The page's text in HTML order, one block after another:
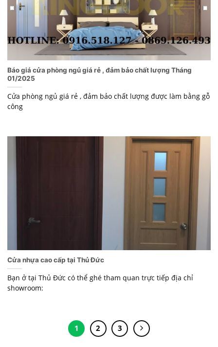
Báo giá cửa phòng ngủ giá rẻ , đảm bảo chất lượng Tháng
01/2025
Cửa phòng ngủ giá rẻ , đảm bảo chất lượng được làm bằng gỗ
công
Cửa nhựa cao cấp tại Thủ Đức
Bạn ở tại Thủ Đức có thể ghé tham quan trực tiếp địa chỉ
showroom:
1 2 3